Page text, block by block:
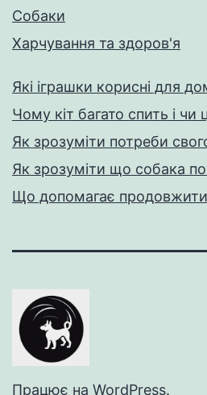
Собаки
Харчування та здоров'я
Які іграшки корисні для
Чому кіт багато спить і
Як зрозуміти потреби
Як зрозуміти що собака
Що допомагає
Працює на WordPress.